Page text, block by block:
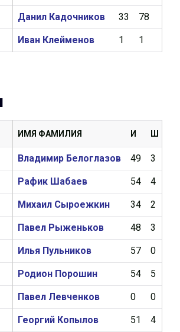
Данил Кадочников 33 78
Иван Клейменов 1 1
ИМЯ ФАМИЛИЯ И Ш
Владимир Белоглазов 49 3
Рафик Шабаев 54 4
Михаил Сыроежкин 34 2
Павел Рыженьков 48 3
Илья Пульников 57 0
Родион Порошин 54 5
Павел Левченков 0 0
Георгий Копылов 51 4